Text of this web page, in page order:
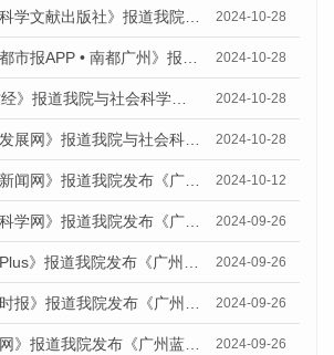
9月10日《社会科学文献出版社》报道我院与社会科学文献出版社联合发布了《广州蓝皮书：广州金融发展报告（2024）》的媒体文章 2024-10-28
9月11日《南方都市报APP • 南都广州》报道我院与社会科学文献出版社联合发布了《广州蓝皮书：广州金融发展报告（2024）》的媒体文章 2024-10-28
9月11日《21财经》报道我院与社会科学文献出版社联合发布了《广州蓝皮书：广州金融发展报告（2024）》的媒体文章 2024-10-28
9月10日《中国发展网》报道我院与社会科学文献出版社联合发布了《广州蓝皮书：广州金融发展报告（2024）》的媒体文章 2024-10-28
9月10日《中国新闻网》报道我院发布《广州蓝皮书：广州金融发展报告(2024)》的媒体文章 2024-10-12
8月27日《中国科学网》报道我院发布《广州蓝皮书：广州创新型城市发展报告（2024）》的媒体文章 2024-09-26
8月27日《南方Plus》报道我院发布《广州蓝皮书：广州创新型城市发展报告（2024）》的媒体文章 2024-09-26
8月27日《信息时报》报道我院发布《广州蓝皮书：广州创新型城市发展报告（2024）》的媒体文章 2024-09-26
8月27日《南方网》报道我院发布《广州蓝皮书：广州创新型城市发展报告（2024）》的媒体文章 2024-09-26